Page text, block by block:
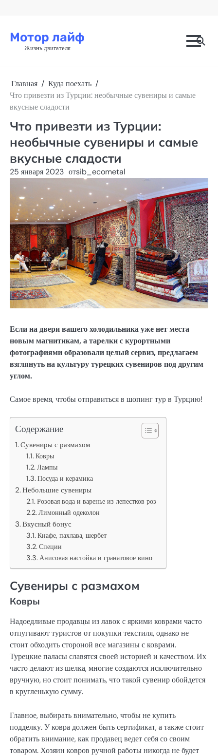
Мотор лайф
Жизнь двигателя
Главная
Куда поехать
Что привезти из Турции: необычные сувениры и самые
вкусные сладости
Что привезти из Турции:
необычные сувениры и самые
вкусные сладости
25 января 2023 отsib_ecometal
Если на двери вашего холодильника уже нет места
новым магнитикам, а тарелки с курортными
фотографиями образовали целый сервиз, предлагаем
взглянуть на культуру турецких сувениров под другим
углом.
Самое время, чтобы отправиться в шопинг тур в Турцию!
Содержание
Сувениры с размахом
Ковры
Лампы
Посуда и керамика
Небольшие сувениры
Розовая вода и варенье из лепестков роз
Лимонный одеколон
Вкусный бонус
Кнафе, пахлава, шербет
Специи
Анисовая настойка и гранатовое вино
Сувениры с размахом
Ковры
Надоедливые продавцы из лавок с яркими коврами часто
отпугивают туристов от покупки текстиля, однако не
стоит обходить стороной все магазины с коврами.
Турецкие паласы славятся своей историей и качеством. Их
часто делают из шелка, многие создаются исключительно
вручную, но стоит понимать, что такой сувенир обойдется
в кругленькую сумму.
Главное, выбирать внимательно, чтобы не купить
подделку. У ковра должен быть сертификат, а также стоит
обратить внимание, как продавец ведет себя со своим
товаром. Хозяин ковров ручной работы никогда не будет